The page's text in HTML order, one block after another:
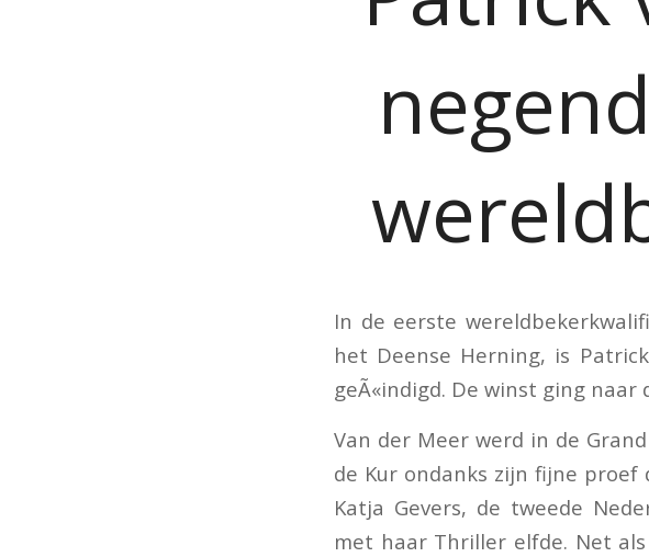
In de eerste
het Deense Herning, is
geÃ«indigd. De winst ging
Van der Meer werd in de
de Kur ondanks zijn fijne proef
Katja Gevers, de tweede
met haar Thriller elfde. Net